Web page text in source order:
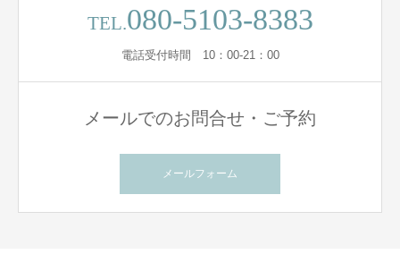
TEL.080-5103-8383
電話受付時間 10：00-21：00
メールでのお問合せ・ご予約
メールフォーム